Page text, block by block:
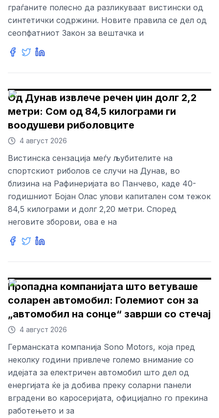
граѓаните полесно да разликуваат вистински од
синтетички содржини. Новите правила се дел од
сеопфатниот Закон за вештачка и
Од Дунав извлече речен џин долг 2,2
метри: Сом од 84,5 килограми ги
воодушеви риболовците
4 август 2026
Вистинска сензација меѓу љубителите на
спортскиот риболов се случи на Дунав, во
близина на Рафинеријата во Панчево, каде 40-
годишниот Бојан Олас улови капитален сом тежок
84,5 килограми и долг 2,20 метри. Според
неговите зборови, ова е на
Пропадна компанијата што ветуваше
соларен автомобил: Големиот сон за
„автомобил на сонце“ заврши со стечај
4 август 2026
Германската компанија Sono Motors, која пред
неколку години привлече големо внимание со
идејата за електричен автомобил што дел од
енергијата ќе ја добива преку соларни панели
вградени во каросеријата, официјално го прекина
работењето и за